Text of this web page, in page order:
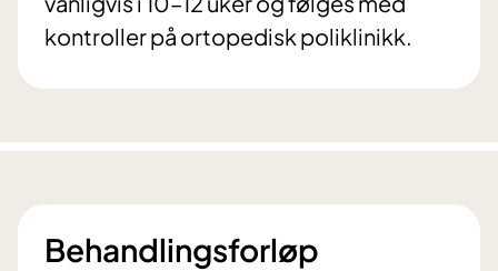
kontroller på ortopedisk poliklinikk.
Behandlingsforløp